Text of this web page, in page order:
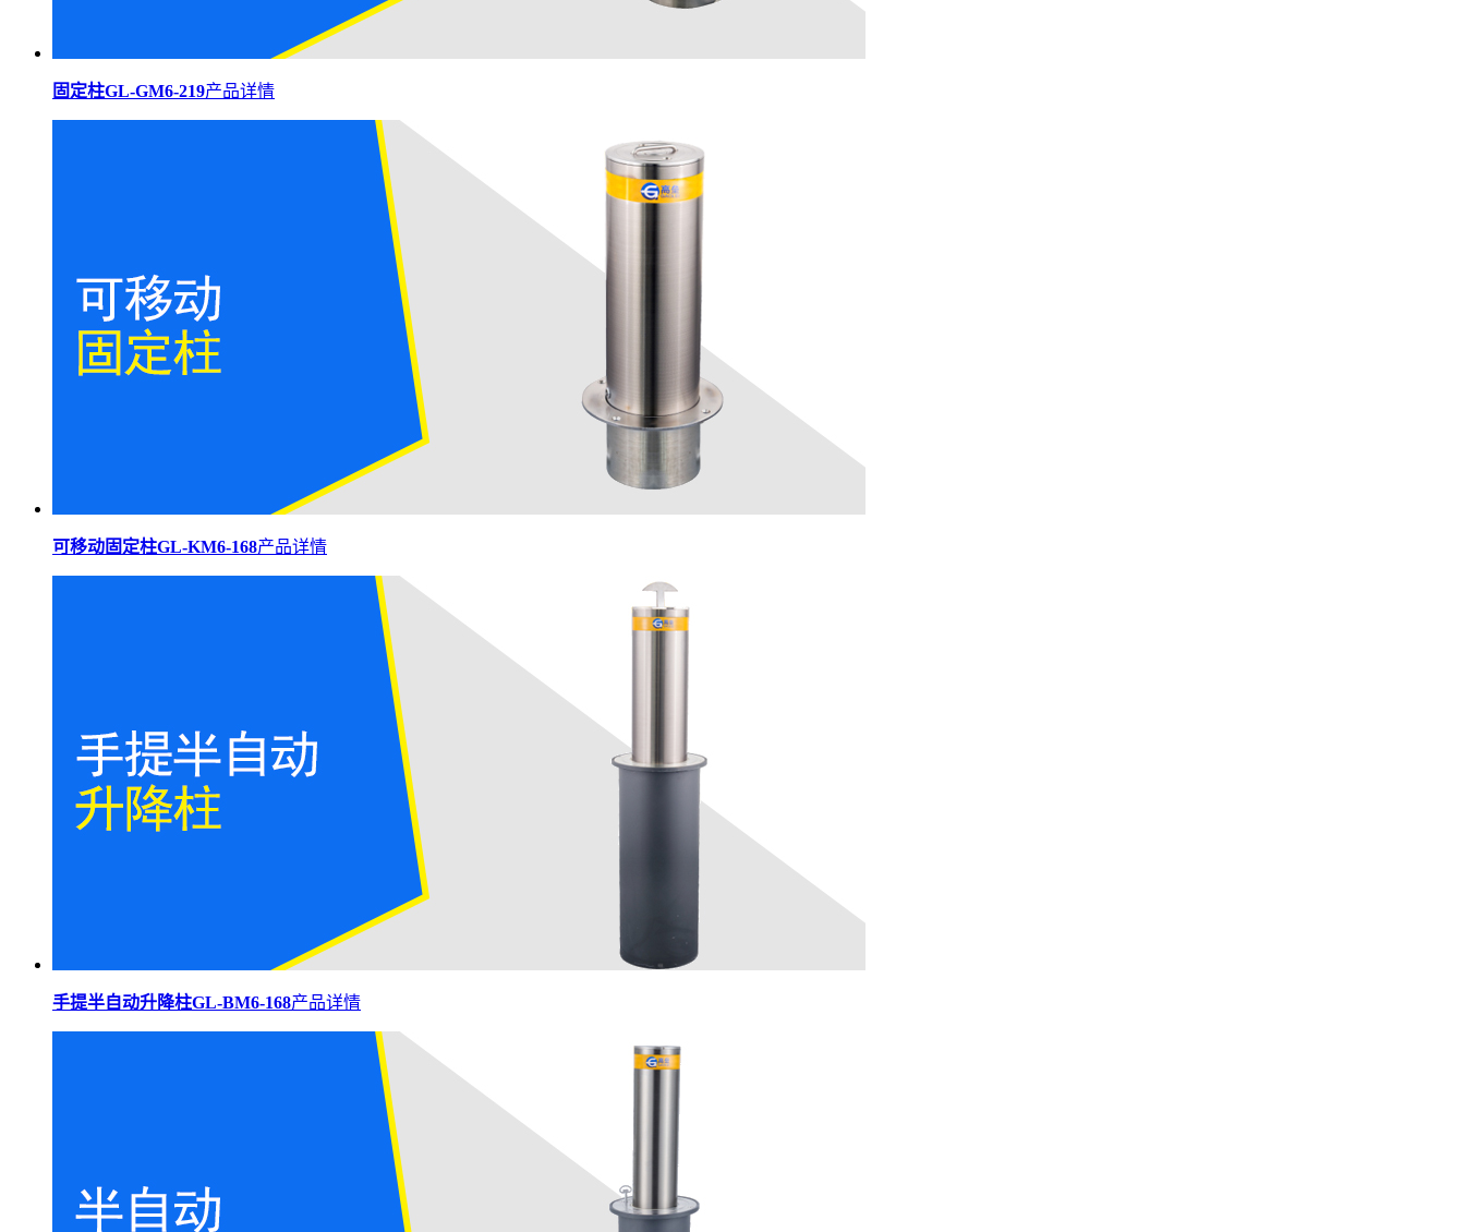
固定柱GL-GM6-219产品详情
可移动固定柱GL-KM6-168产品详情
手提半自动升降柱GL-BM6-168产品详情